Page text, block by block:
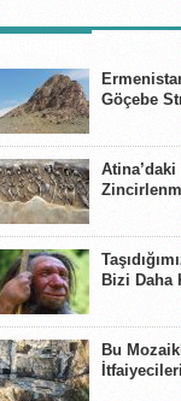
Göçebe
Atina’daki
Bizi Daha
Bu